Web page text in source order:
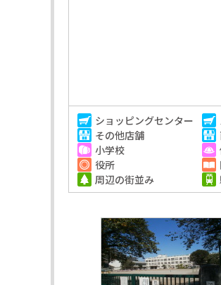
ショッピングセンター
その他店舗
小学校
役所
周辺の街並み